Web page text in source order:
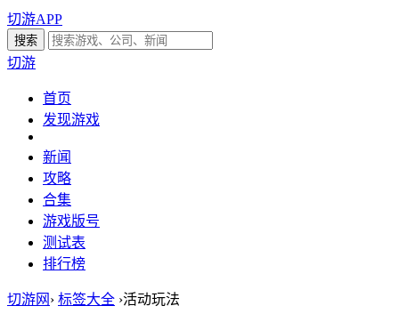
切游APP
切游
首页
发现游戏
新闻
攻略
合集
游戏版号
测试表
排行榜
切游网 › 标签大全 ›活动玩法